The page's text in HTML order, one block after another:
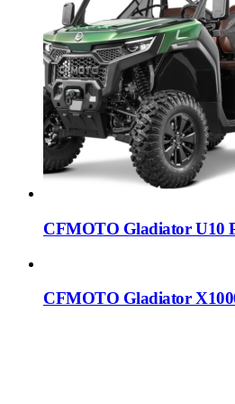
CFMOTO Gladiator U10
CFMOTO Gladiator